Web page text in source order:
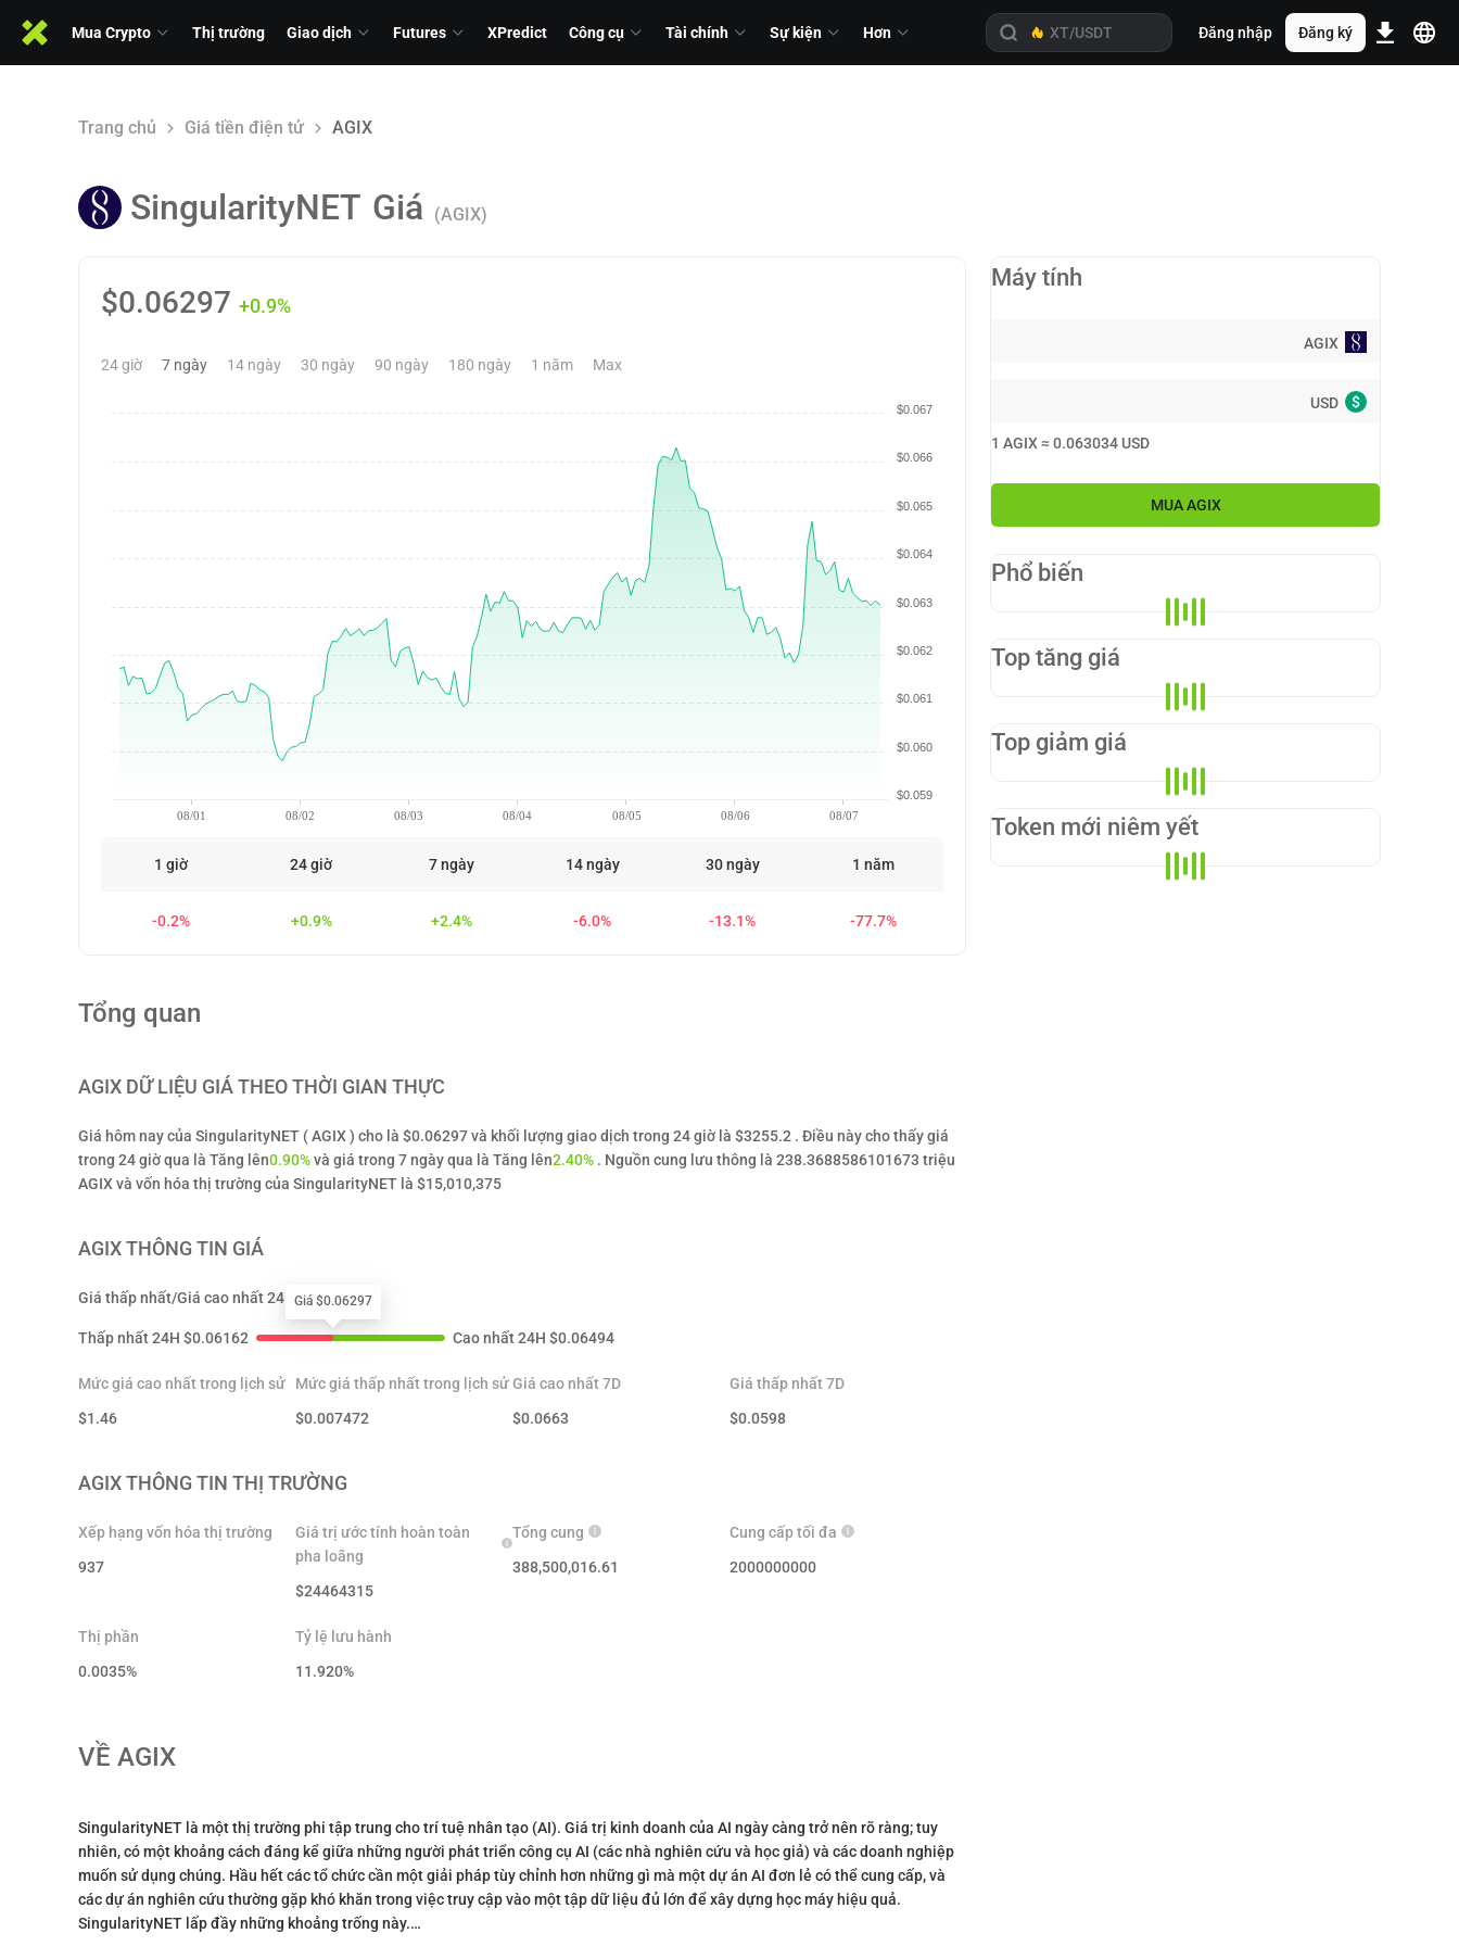
Mua Crypto Thị trường Giao dịch Futures XPredict Công cụ Tài chính Sự kiện Hơn Đăng nhập Đăng ký
Trang chủ Giá tiền điện tử AGIX
SingularityNET Giá (AGIX)
$0.06297 +0.9%
24 giờ 7 ngày 14 ngày 30 ngày 90 ngày 180 ngày 1 năm Max
08/01 08/02 08/03 08/04 08/05 08/06 08/07
$0.059
$0.060
$0.061
$0.062
$0.063
$0.064
$0.065
$0.066
$0.067
1 giờ 24 giờ 7 ngày 14 ngày 30 ngày 1 năm
-0.2% +0.9% +2.4% -6.0% -13.1% -77.7%
Tổng quan
AGIX DỮ LIỆU GIÁ THEO THỜI GIAN THỰC
Giá hôm nay của SingularityNET ( AGIX ) cho là $0.06297 và khối lượng giao dịch trong 24 giờ là $3255.2 . Điều này cho thấy giá
trong 24 giờ qua là Tăng lên0.90%và giá trong 7 ngày qua là Tăng lên2.40% . Nguồn cung lưu thông là 238.3688586101673 triệu
AGIX và vốn hóa thị trường của SingularityNET là $15,010,375
AGIXTHÔNG TIN GIÁ
Giá thấp nhất/Giá cao nhất 24H
Thấp nhất 24H $0.06162
Giá $0.06297
Cao nhất 24H $0.06494
Mức giá cao nhất trong lịch sử
$1.46
Mức giá thấp nhất trong lịch sử
$0.007472
Giá cao nhất 7D
$0.0663
Giá thấp nhất 7D
$0.0598
AGIXTHÔNG TIN THỊ TRƯỜNG
Xếp hạng vốn hóa thị trường
937
Giá trị ước tính hoàn toàn
pha loãng
$24464315
Tổng cung
388,500,016.61
Cung cấp tối đa
2000000000
Thị phần
0.0035%
Tỷ lệ lưu hành
11.920%
VỀ AGIX
SingularityNET là một thị trường phi tập trung cho trí tuệ nhân tạo (AI). Giá trị kinh doanh của AI ngày càng trở nên rõ ràng; tuy
nhiên, có một khoảng cách đáng kể giữa những người phát triển công cụ AI (các nhà nghiên cứu và học giả) và các doanh nghiệp
muốn sử dụng chúng. Hầu hết các tổ chức cần một giải pháp tùy chỉnh hơn những gì mà một dự án AI đơn lẻ có thể cung cấp, và
các dự án nghiên cứu thường gặp khó khăn trong việc truy cập vào một tập dữ liệu đủ lớn để xây dựng học máy hiệu quả.
SingularityNET lấp đầy những khoảng trống này.
Máy tính
AGIX
USD $
1 AGIX≈0.063034 USD
MUA AGIX
Phổ biến
Top tăng giá
Top giảm giá
Token mới niêm yết